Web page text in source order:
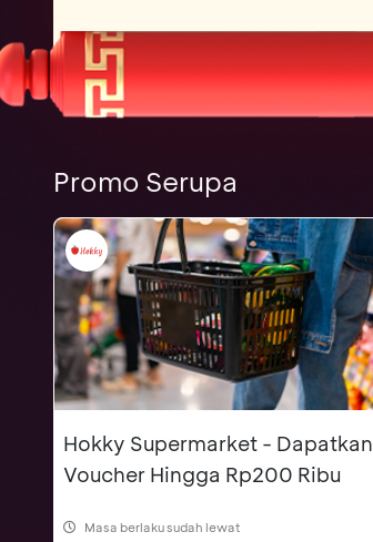
Promo Serupa
Hokky Supermarket - Dapatkan
Voucher Hingga Rp200 Ribu
Masa berlaku sudah lewat